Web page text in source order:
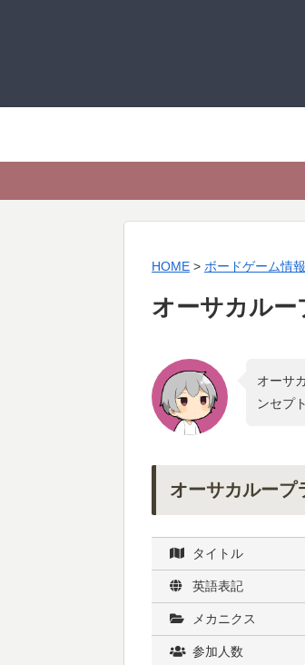
HOME > ボードゲーム情報
オーサカルー
オーサ
ンセプ
オーサカループ
タイトル
英語表記
メカニクス
参加人数